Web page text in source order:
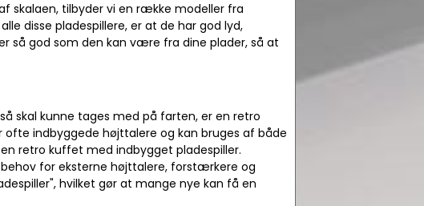
skalaen, tilbyder vi en række modeller fra
disse pladespillere, er at de har god lyd,
så god som den kan være fra dine plader, så at
skal kunne tages med på farten, er en retro
indbyggede højttalere og kan bruges af både
retro kuffet med indbygget pladespiller.
for eksterne højttalere, forstærkere og
hvilket gør at mange nye kan få en